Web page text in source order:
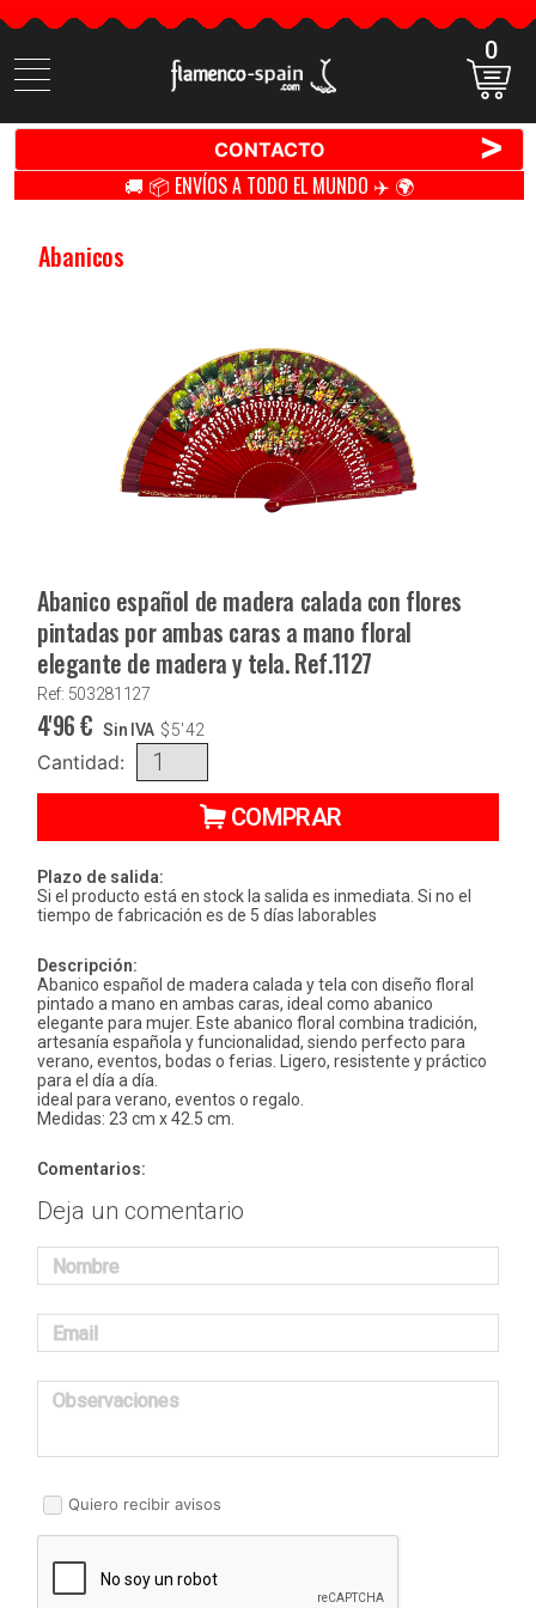
Buscar
productos
0
CONTACTO >
🚚 📦 ENVÍOS A TODO EL MUNDO ✈️ 🌍
Abanicos
Abanico español de madera calada con flores
pintadas por ambas caras a mano floral
elegante de madera y tela. Ref.1127
Ref: 503281127
4'96€ Sin IVA $5'42
Cantidad:
COMPRAR
Plazo de salida:
Si el producto está en stock la salida es inmediata. Si no el
tiempo de fabricación es de 5 días laborables
Descripción:
Abanico español de madera calada y tela con diseño floral
pintado a mano en ambas caras, ideal como abanico
elegante para mujer. Este abanico floral combina tradición,
artesanía española y funcionalidad, siendo perfecto para
verano, eventos, bodas o ferias. Ligero, resistente y práctico
para el día a día.
ideal para verano, eventos o regalo.
Medidas: 23 cm x 42.5 cm.
Comentarios:
Deja un comentario
Nombre
Email
Observaciones
Quiero recibir avisos